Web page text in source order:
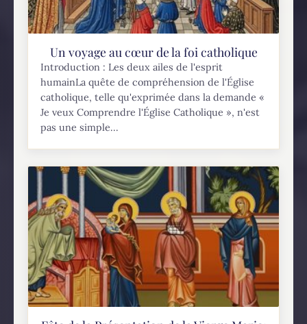
Un voyage au cœur de la foi catholique
Introduction : Les deux ailes de l'esprit
humainLa quête de compréhension de l'Église
catholique, telle qu'exprimée dans la demande «
Je veux Comprendre l'Église Catholique », n'est
pas une simple...